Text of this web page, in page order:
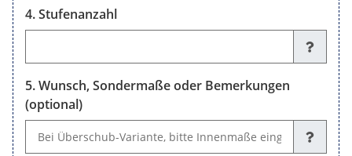
Stufenanzahl
Wunsch, Sondermaße oder Bemerkungen
(optional)